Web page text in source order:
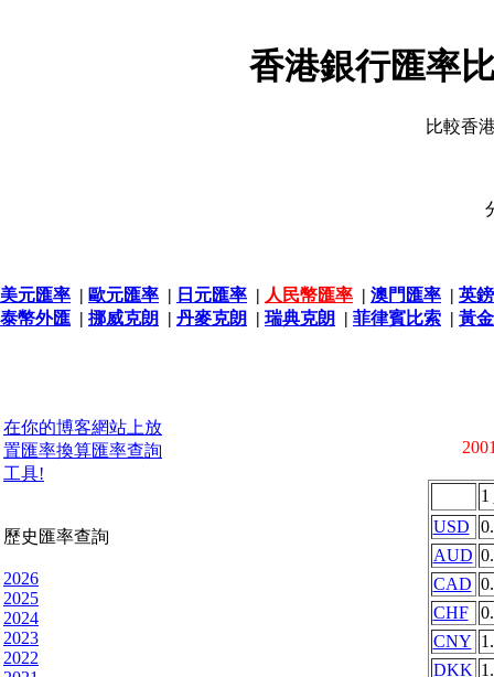
香港銀行匯率
比較香
美元匯率 | 歐元匯率 | 日元匯率 | 人民幣匯率 | 澳門匯率 | 英
泰幣外匯 | 挪威克朗 | 丹麥克朗 | 瑞典克朗 | 菲律賓比索 | 黃
在你的博客網站上放
置匯率換算匯率查詢
工具!
歷史匯率查詢
2026
2025
2024
2023
2022
1
USD
AUD
CAD
CHF
CNY
DKK